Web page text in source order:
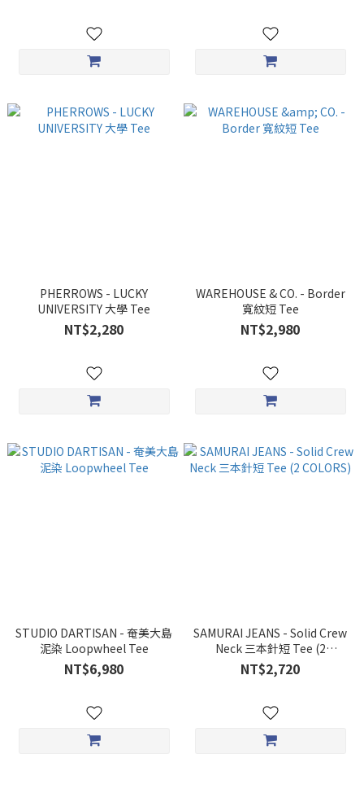
PHERROWS - LUCKY
UNIVERSITY 大學 Tee
NT$2,280
WAREHOUSE & CO. - Border
寬紋短 Tee
NT$2,980
STUDIO DARTISAN - 奄美大島
泥染 Loopwheel Tee
NT$6,980
SAMURAI JEANS - Solid Crew
Neck 三本針短 Tee (2
COLORS)
NT$2,720